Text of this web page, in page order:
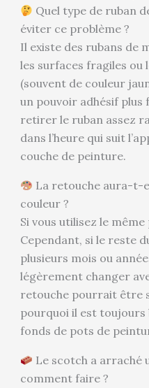
Quel type de ruban
éviter ce problème ?
Il existe des rubans de
les surfaces fragiles ou
(souvent de couleur
un pouvoir adhésif plus
retirer le ruban assez
dans l’heure qui suit
couche de peinture.
La retouche aura-t-
couleur ?
Si vous utilisez le
Cependant, si le reste
plusieurs mois ou
légèrement changer
retouche pourrait être
pourquoi il est toujours
fonds de pots de
Le scotch a arraché
comment faire ?